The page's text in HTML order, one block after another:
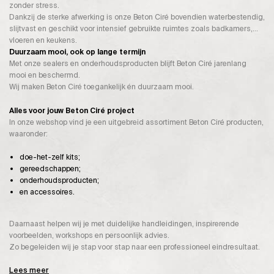
zonder stress.
Dankzij de sterke afwerking is onze Beton Ciré bovendien waterbestendig,
slijtvast en geschikt voor intensief gebruikte ruimtes zoals badkamers,
vloeren en keukens.
Duurzaam mooi, ook op lange termijn
Met onze sealers en onderhoudsproducten blijft Beton Ciré jarenlang
mooi en beschermd.
Wij maken Beton Ciré toegankelijk én duurzaam mooi.
Alles voor jouw Beton Ciré project
In onze webshop vind je een uitgebreid assortiment Beton Ciré producten,
waaronder:
doe-het-zelf kits;
gereedschappen;
onderhoudsproducten;
en accessoires.
Daarnaast helpen wij je met duidelijke handleidingen, inspirerende
voorbeelden, workshops en persoonlijk advies.
Zo begeleiden wij je stap voor stap naar een professioneel eindresultaat.
Lees meer